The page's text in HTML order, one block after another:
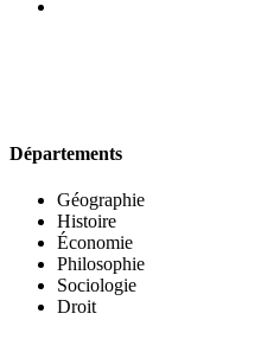
Départements
Géographie
Histoire
Économie
Philosophie
Sociologie
Droit